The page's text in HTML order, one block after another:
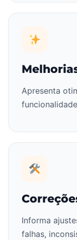
Apresenta
Informa
falhas,